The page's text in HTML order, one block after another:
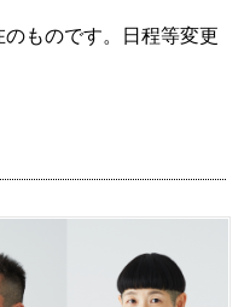
ものです。日程等変更